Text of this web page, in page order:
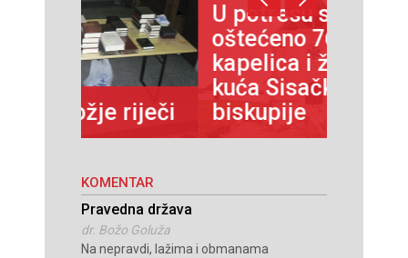
U potresu srušeno ili
oštećeno 76 crkava,
kapelica i župnih
kuća Sisačke
biskupije
KOMENTAR
Pravedna država
dr. Božo Goluža
Na nepravdi, lažima i obmanama